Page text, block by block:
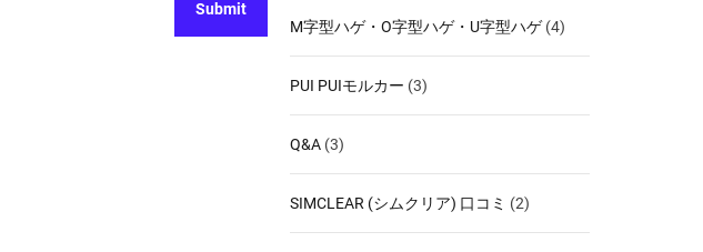
M字型ハゲ・O字型ハゲ・U字型ハゲ(4)
PUI PUIモルカー (3)
Q&A (3)
SIMCLEAR (シムクリア) 口コミ (2)